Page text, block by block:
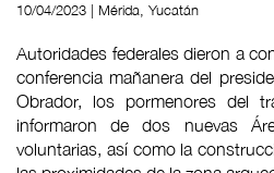
10/04/2023 | Mérida, Yucatán
Autoridades federales dieron a
conferencia mañanera del
Obrador, los pormenores del
informaron de dos nuevas
voluntarias, así como la